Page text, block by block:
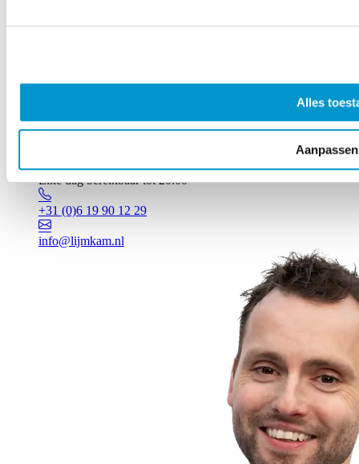
Alles
Aanpassen
Elke dag bereikbaar tot 20:00
+31 (0)6 19 90 12 29
info@lijmkam.nl